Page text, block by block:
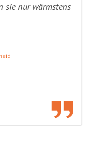
sie nur wärmstens